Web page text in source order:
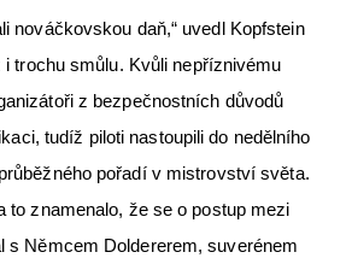
nováčkovskou daň,“ uvedl Kopfstein
i trochu smůlu. Kvůli nepříznivému
z bezpečnostních důvodů
tudíž piloti nastoupili do nedělního
pořadí v mistrovství světa.
to znamenalo, že se o postup mezi
s Němcem Doldererem, suverénem